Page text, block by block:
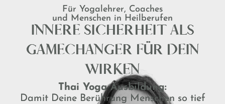
Für Yogalehrer, Coaches
und Menschen in Heilberufen
INNERE SICHERHEIT ALS
GAMECHANGER FÜR DEIN
WIRKEN
Thai Yoga Ausbildung:
Damit Deine Berührung Menschen so tief